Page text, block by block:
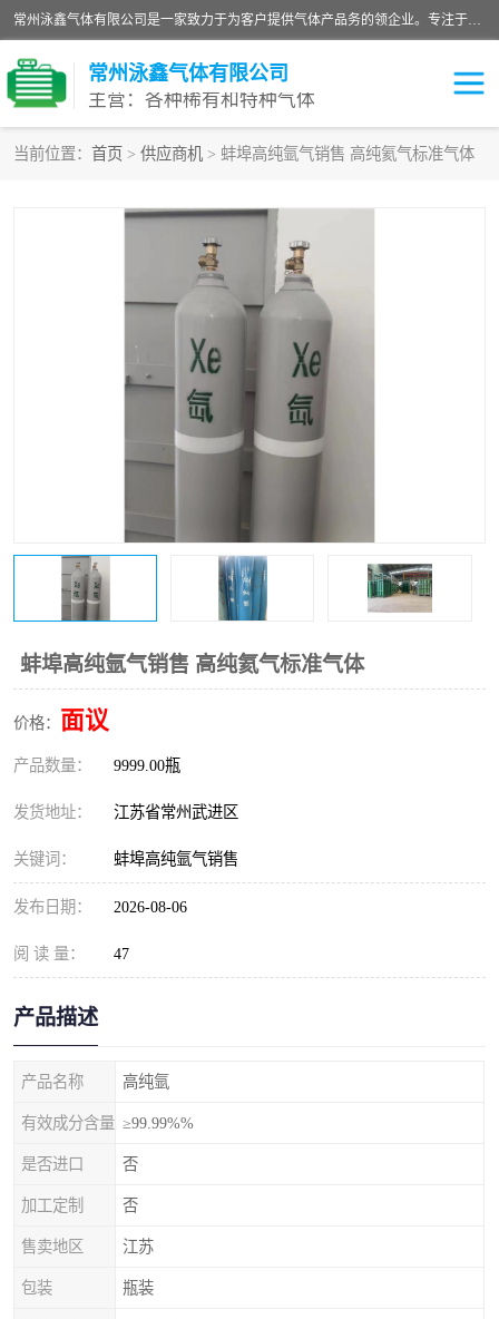
常州泳鑫气体有限公司是一家致力于为客户提供气体产品务的领企业。专注于环氧乙烷剂、环氧乙烷、高纯气体以及稀有和特种气体的研发、生产、销售和配送，产品广泛应用于医疗、电子、科研、化工、食品等多个领域。主要产品有：环氧乙烷灭菌剂，环氧乙烷，高纯氩，氮，氪，氙，氖，氘，笑，氦，氢，氧等各种稀有和特种气体。
常州泳鑫气体有限公司
主营：各种稀有和特种气体
当前位置： 首页 > 供应商机 > 蚌埠高纯氩气销售 高纯氦气标准气体
蚌埠高纯氩气销售 高纯氦气标准气体
价格： 面议
产品数量： 9999.00瓶
发货地址： 江苏省常州武进区
关键词： 蚌埠高纯氩气销售
发布日期： 2026-08-06
阅 读 量： 47
产品描述
产品名称 高纯氩
有效成分含量 ≥99.99%%
是否进口 否
加工定制 否
售卖地区 江苏
包装 瓶装
高纯氩气